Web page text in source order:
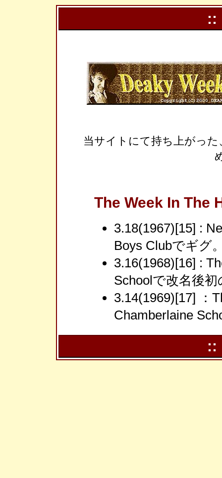
::
当サイトにて持ち上がっ
The Week In The
3.18(1967)[15] :
Boys Clubでギグ
3.16(1968)[16] :
Schoolで改名後
3.14(1969)[17] ：
Chamberlaine
::